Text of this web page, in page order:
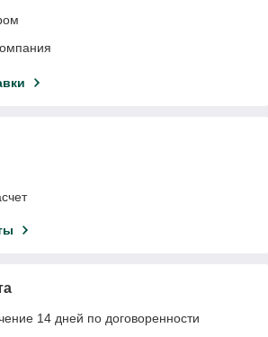
14 дней по договоренности